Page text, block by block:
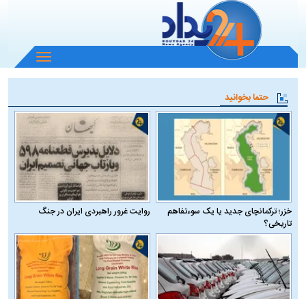
باز
و
منو
حتما بخوانید
خزر؛ ترکمانچای جدید یا یک سوءتفاهم
تاریخی؟
روایت غرور راهبردی ایران در جنگ